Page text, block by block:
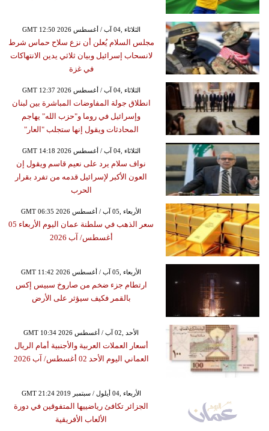
GMT 12:50 2026 الثلاثاء ,04 آب / أغسطس
مجلس السلام يُعلن أن نزع سلاح حماس شرط
لانسحاب إسرائيل وبيان ثلاثي يدين الانتهاكات
في غزة
GMT 12:37 2026 الثلاثاء ,04 آب / أغسطس
انطلاق جولة المفاوضات المباشرة بين لبنان
وإسرائيل في روما و"حزب الله" يهاجم
المحادثات ويقول إنها ستجلب "العار"
GMT 14:18 2026 الثلاثاء ,04 آب / أغسطس
نواف سلام يرد على نعيم قاسم ويقول إن
العون الأكبر لإسرائيل قدمه من تفرد بقرار
الحرب
GMT 06:35 2026 الأربعاء ,05 آب / أغسطس
سعر الذهب في سلطنة عمان اليوم الأربعاء 05
أغسطس/ آب 2026
GMT 11:42 2026 الأربعاء ,05 آب / أغسطس
ارتطام جزء ضخم من صاروخ سبيس إكس
بالقمر فكيف سيؤثر على الأرض
GMT 10:34 2026 الأحد ,02 آب / أغسطس
أسعار العملات العربية والأجنبية أمام الريال
العماني اليوم الأحد 02 أغسطس/ آب 2026
GMT 21:24 2019 الأربعاء ,04 أيلول / سبتمبر
الجزائر تكافئ رياضييها المتفوقين في دورة
الألعاب الأفريقية